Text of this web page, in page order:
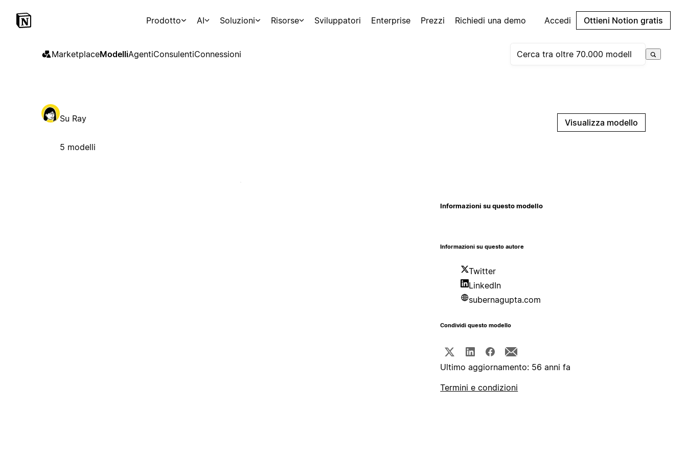
Prodotto AI Soluzioni Risorse Sviluppatori Enterprise Prezzi Richiedi una demo Accedi Ottieni Notion gratis
MarketplaceModelliAgentiConsulentiConnessioni
Su Ray
5 modelli
Visualizza modello
Informazioni su questo modello
Informazioni su questo autore
Twitter
LinkedIn
subernagupta.com
Condividi questo modello
Ultimo aggiornamento: 56 anni fa
Termini e condizioni